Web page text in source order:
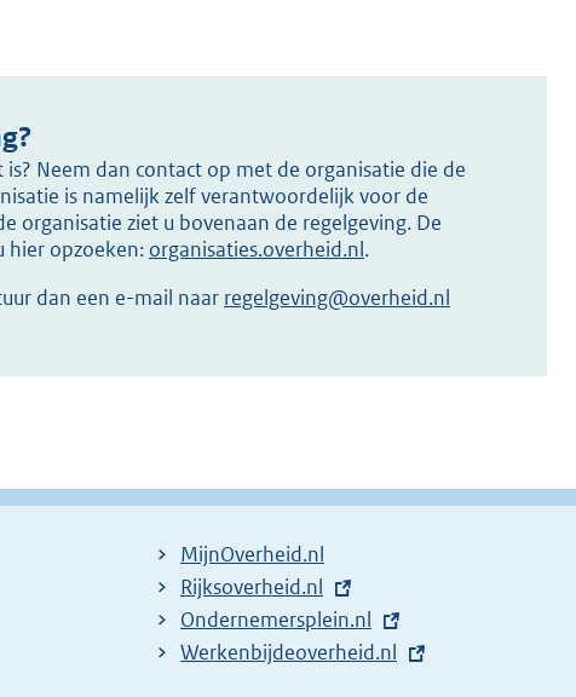
Neem dan contact op met de organisatie die de
is namelijk zelf verantwoordelijk voor de
organisatie ziet u bovenaan de regelgeving. De
hier opzoeken: organisaties.overheid.nl.
dan een e-mail naar regelgeving@overheid.nl
MijnOverheid.nl
E
x
t
Rijksoverheid.nl
E
x
Ondernemersplein.nl
E
Werkenbijdeoverheid.nl